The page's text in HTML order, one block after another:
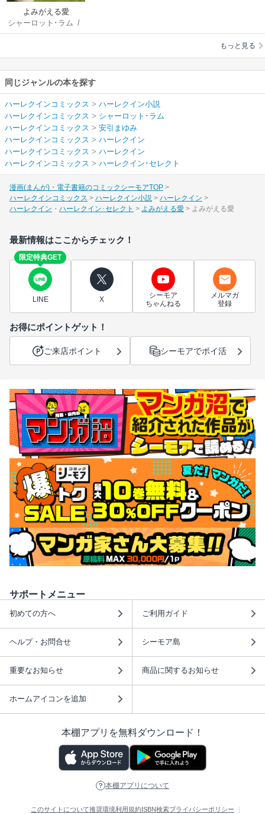
よみがえる愛
シャーロット･ラム /
安引まゆみ
もっと見る
同じジャンルの本を探す
ハーレクインコミックス > ハーレクイン小説
ハーレクインコミックス > シャーロット･ラム
ハーレクインコミックス > 安引まゆみ
ハーレクインコミックス > ハーレクイン
ハーレクインコミックス > ハーレクイン
ハーレクインコミックス > ハーレクイン･セレクト
漫画(まんが)・電子書籍のコミックシーモアTOP
ハーレクインコミックス
ハーレクイン小説
ハーレクイン
ハーレクイン
ハーレクイン･セレクト よみがえる愛 よみがえる愛
最新情報はここからチェック！
限定特典GET
LINE X
シーモア
ちゃんねる
メルマガ
登録
お得にポイントゲット！
ご来店ポイント シーモアでポイ活
サポートメニュー
初めての方へ ご利用ガイド
ヘルプ・お問合せ シーモア島
重要なお知らせ 商品に関するお知らせ
ホームアイコンを追加
本棚アプリを無料ダウンロード！
本棚アプリについて
このサイトについて推奨環境利用規約 ISBN検索プライバシーポリシー